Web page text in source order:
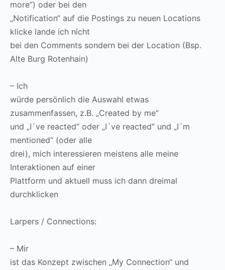
more“) oder bei den
„Notification“ auf die Postings zu neuen Locations
klicke lande ich nicht
bei den Comments sondern bei der Location (Bsp.
Alte Burg Rotenhain)
– Ich
würde persönlich die Auswahl etwas
zusammenfassen, z.B. „Created by me“
und „I´ve reacted“ oder „I´ve reacted“ und „I´m
mentioned“ (oder alle
drei), mich interessieren meistens alle meine
Interaktionen auf einer
Plattform und aktuell muss ich dann dreimal
durchklicken
Larpers / Connections:
– Mir
ist das Konzept zwischen „My Connection“ und